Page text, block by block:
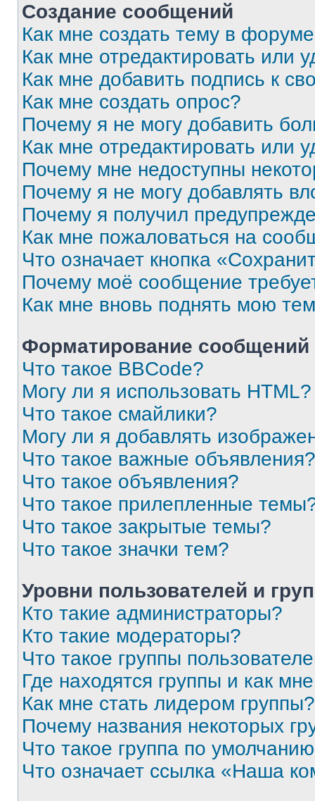
Создание сообщений
Как мне создать тему в
Как мне отредактировать или
Как мне добавить подпись к
Как мне создать опрос?
Почему я не могу добавить
Как мне отредактировать или
Почему мне недоступны
Почему я не могу добавлять
Почему я получил
Как мне пожаловаться на
Что означает кнопка
Почему моё сообщение
Как мне вновь поднять мою
Форматирование
Что такое BBCode?
Могу ли я использовать HTML?
Что такое смайлики?
Могу ли я добавлять
Что такое важные объявления?
Что такое объявления?
Что такое прилепленные
Что такое закрытые темы?
Что такое значки тем?
Уровни пользователей и
Кто такие администраторы?
Кто такие модераторы?
Что такое группы
Где находятся группы и как
Как мне стать лидером группы?
Почему названия некоторых
Что такое группа по
Что означает ссылка «Наша